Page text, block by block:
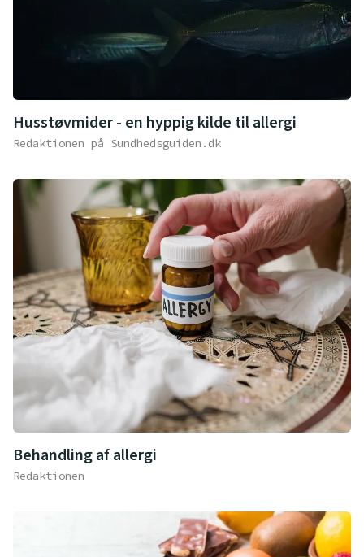
Husstøvmider - en hyppig kilde til allergi
Redaktionen på Sundhedsguiden.dk
Behandling af allergi
Redaktionen